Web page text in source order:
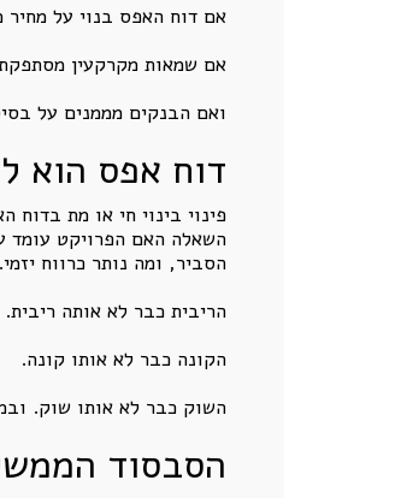
אם דוח האפס בנוי על מחיר
אם שמאות מקרקעין
ואם הבנקים מממנים על
דוח אפס הוא
פינוי בינוי חי או מת
השאלה האם הפרויקט עומד
הסביר, ומה נותר כרווח
הריבית כבר לא אותה ריבית.
הקונה כבר לא אותו קונה.
השוק כבר לא אותו שוק.
הסבסוד